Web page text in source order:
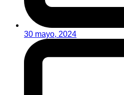
30 mayo, 2024